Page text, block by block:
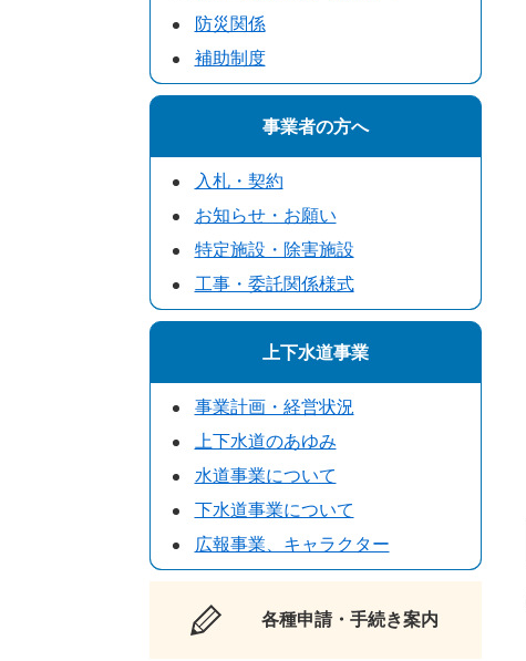
防災関係
補助制度
事業者の方へ
入札・契約
お知らせ・お願い
特定施設・除害施設
工事・委託関係様式
上下水道事業
事業計画・経営状況
上下水道のあゆみ
水道事業について
下水道事業について
広報事業、キャラクター
各種申請・手続き案内